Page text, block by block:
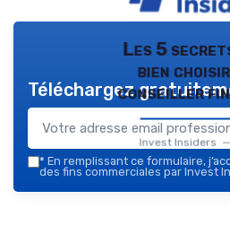
Les 5
bien
conseiller
Invest Insiders —
Téléchargez
* En remplissant ce formulaire,
des fins commerciales par Invest